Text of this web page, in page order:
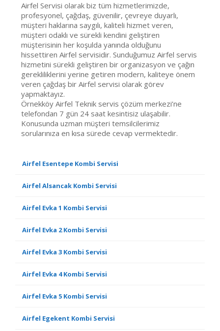
Airfel Servisi olarak biz tüm hizmetlerimizde,
profesyonel, çağdaş, güvenilir, çevreye duyarlı,
müşteri haklarına saygılı, kaliteli hizmet veren,
müşteri odaklı ve sürekli kendini geliştiren
müşterisinin her koşulda yanında olduğunu
hissettiren Airfel servisidir. Sunduğumuz Airfel servis
hizmetini sürekli geliştiren bir organizasyon ve çağın
gerekliliklerini yerine getiren modern, kaliteye önem
veren çağdaş bir Airfel servisi olarak görev
yapmaktayız.
Örnekköy Airfel Teknik servis çözüm merkezi’ne
telefondan 7 gün 24 saat kesintisiz ulaşabilir.
Konusunda uzman müşteri temsilcilerimiz
sorularınıza en kısa sürede cevap vermektedir.
Airfel Esentepe Kombi Servisi
Airfel Alsancak Kombi Servisi
Airfel Evka 1 Kombi Servisi
Airfel Evka 2 Kombi Servisi
Airfel Evka 3 Kombi Servisi
Airfel Evka 4 Kombi Servisi
Airfel Evka 5 Kombi Servisi
Airfel Egekent Kombi Servisi